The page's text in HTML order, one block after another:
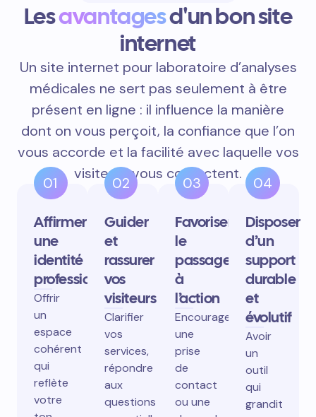
Lesavantagesd'un bon site
internet
Un site internet pour laboratoire d’analyses
médicales ne sert pas seulement à être
présent en ligne : il influence la manière
dont on vous perçoit, la confiance que l’on
vous accorde et la facilité avec laquelle vos
visiteurs vous contactent.
01
Affirmer
une
identité
professionnelle
Offrir
un
espace
cohérent
qui
reflète
votre
02
Guider
et
rassurer
vos
visiteurs
Clarifier
vos
services,
répondre
aux
questions
03
Favoriser
le
passage
à
l’action
Encourager
une
prise
de
contact
ou une
04
Disposer
d’un
support
durable
et
évolutif
Avoir
un
outil
qui
grandit